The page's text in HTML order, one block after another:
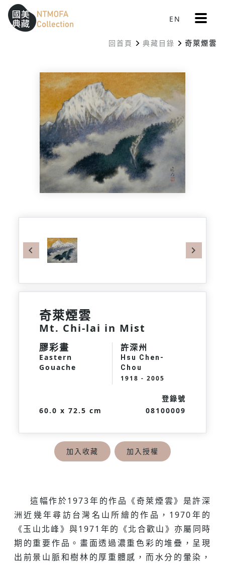
跳到中間主要內容區
網站導覽
::: EN 更
多
單
回首頁 典藏目錄 奇萊煙雲
Previous
奇萊煙雲
Mt. Chi-lai in Mist
膠彩畫
Eastern
Gouache
許深州
Hsu Chen-
Chou
1918 - 2005
60.0 x 72.5 cm
登錄號
08100009
加入收藏 加入授權
這幅作於1973年的作品《奇萊煙雲》是許深
洲近幾年尋訪台灣名山所繪的作品，1970年的
《玉山北峰》與1971年的《北合歡山》亦屬同時
期的重要作品。畫面透過濃重色彩的堆疊，呈現
出前景山脈和樹林的厚重體感，而水分的暈染，